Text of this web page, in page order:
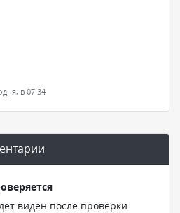
в 07:34
виден после проверки